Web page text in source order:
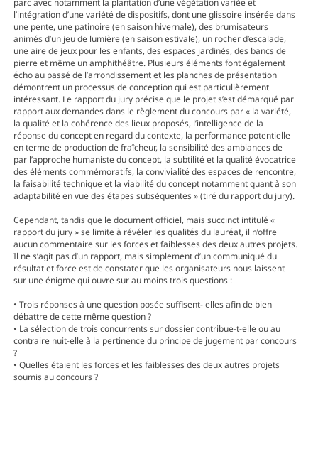
parc avec notamment la plantation d’une végétation variée et
l’intégration d’une variété de dispositifs, dont une glissoire insérée dans
une pente, une patinoire (en saison hivernale), des brumisateurs
animés d’un jeu de lumière (en saison estivale), un rocher d’escalade,
une aire de jeux pour les enfants, des espaces jardinés, des bancs de
pierre et même un amphithéâtre. Plusieurs éléments font également
écho au passé de l’arrondissement et les planches de présentation
démontrent un processus de conception qui est particulièrement
intéressant. Le rapport du jury précise que le projet s’est démarqué par
rapport aux demandes dans le règlement du concours par « la variété,
la qualité et la cohérence des lieux proposés, l’intelligence de la
réponse du concept en regard du contexte, la performance potentielle
en terme de production de fraîcheur, la sensibilité des ambiances de
par l’approche humaniste du concept, la subtilité et la qualité évocatrice
des éléments commémoratifs, la convivialité des espaces de rencontre,
la faisabilité technique et la viabilité du concept notamment quant à son
adaptabilité en vue des étapes subséquentes » (tiré du rapport du jury).
Cependant, tandis que le document officiel, mais succinct intitulé «
rapport du jury » se limite à révéler les qualités du lauréat, il n’offre
aucun commentaire sur les forces et faiblesses des deux autres projets.
Il ne s’agit pas d’un rapport, mais simplement d’un communiqué du
résultat et force est de constater que les organisateurs nous laissent
sur une énigme qui ouvre sur au moins trois questions :
• Trois réponses à une question posée suffisent- elles afin de bien
débattre de cette même question ?
• La sélection de trois concurrents sur dossier contribue-t-elle ou au
contraire nuit-elle à la pertinence du principe de jugement par concours
?
• Quelles étaient les forces et les faiblesses des deux autres projets
soumis au concours ?